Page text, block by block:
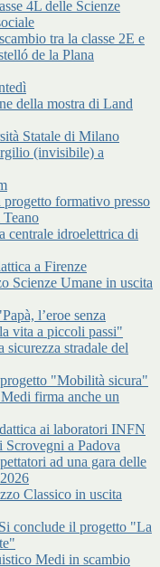
4L delle Scienze
tra la classe 2E e
de la Plana
della mostra di Land
Statale di Milano
(invisibile) a
progetto formativo presso
centrale idroelettrica di
a Firenze
Scienze Umane in uscita
l’eroe senza
vita a piccoli passi"
sicurezza stradale del
"Mobilità sicura"
firma anche un
ai laboratori INFN
a Padova
ad una gara delle
Classico in uscita
conclude il progetto "La
Medi in scambio